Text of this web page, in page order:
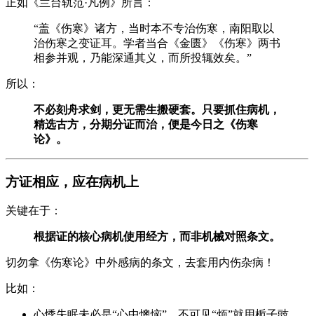
正如《兰台轨范·凡例》所言：
“盖《伤寒》诸方，当时本不专治伤寒，南阳取以
治伤寒之变证耳。学者当合《金匮》《伤寒》两书
相参并观，乃能深通其义，而所投辄效矣。”
所以：
不必刻舟求剑，更无需生搬硬套。只要抓住病机，
精选古方，分期分证而治，便是今日之《伤寒
论》。
方证相应，应在病机上
关键在于：
根据证的核心病机使用经方，而非机械对照条文。
切勿拿《伤寒论》中外感病的条文，去套用内伤杂病！
比如：